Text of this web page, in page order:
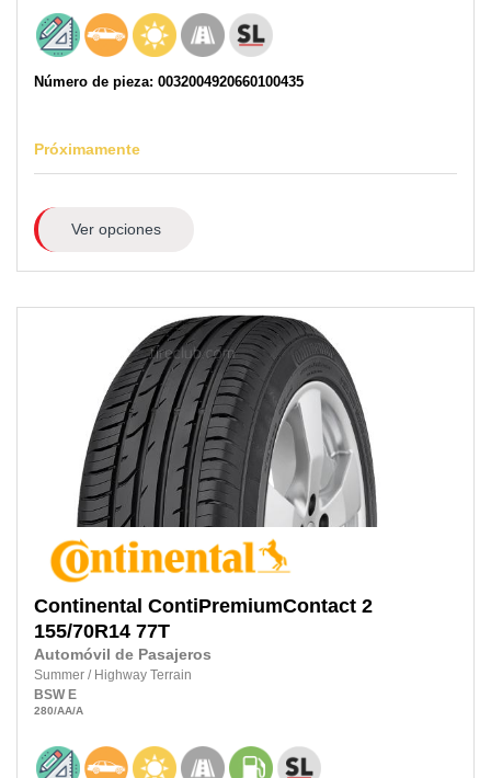
Número de pieza: 0032004920660100435
Próximamente
Ver opciones
Continental ContiPremiumContact 2
155/70R14 77T
Automóvil de Pasajeros
Summer / Highway Terrain
BSW E
280/AA/A